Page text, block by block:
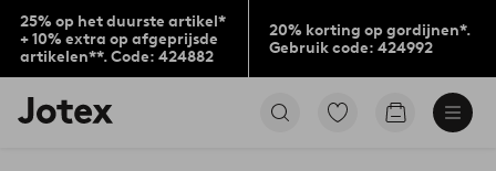
25% op het duurste artikel*
+ 10% extra op afgeprijsde
artikelen**. Code: 424882
20% korting op gordijnen*.
Gebruik code: 424992
Jotex
logo
Ga
Go